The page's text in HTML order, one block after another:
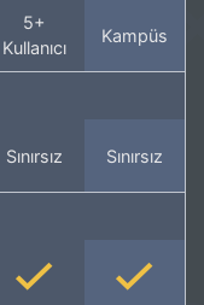
5+
Kullanıcı
Kampüs
Sınırsız Sınırsız